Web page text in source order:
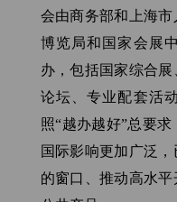
会由商务部和上海
博览局和国家会展
办，包括国家综合
论坛、专业配套活
照“越办越好”总要
国际影响更加广泛
的窗口、推动高水